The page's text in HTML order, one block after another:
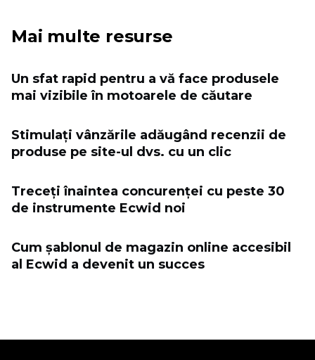
Mai multe resurse
Un sfat rapid pentru a vă face produsele
mai vizibile în motoarele de căutare
Stimulați vânzările adăugând recenzii de
produse pe site-ul dvs. cu un clic
Treceți înaintea concurenței cu peste 30
de instrumente Ecwid noi
Cum șablonul de magazin online accesibil
al Ecwid a devenit un succes